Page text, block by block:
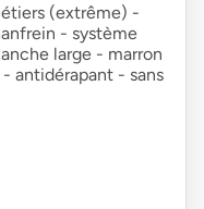
(extrême) -
- système
large - marron
antidérapant - sans